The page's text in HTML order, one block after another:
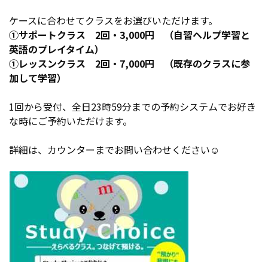
ケースに合わせてクラスをお選びいただけます。
①サポートクラス 2回・3,000円 （自習ヘルプ学習と
英語のプレイタイム）
①レッスンクラス 2回・7,000円 （既存のクラスに参
加して学習）
1回から受付、全日23時59分までの予約システムでお好き
な時にご予約いただけます。
詳細は、カウンターまでお問い合わせください☺